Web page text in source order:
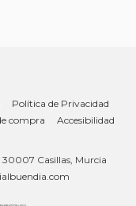
Política de Privacidad
compra Accesibilidad
30007 Casillas, Murcia